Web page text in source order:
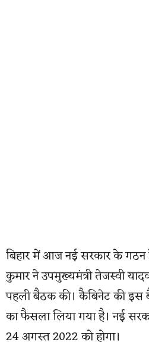
बिहार में आज नई सरकार के गठन
कुमार ने उपमुख्यमंत्री तेजस्वी
पहली बैठक की। कैबिनेट की इस
का फैसला लिया गया है। नई
24 अगस्त 2022 को होगा।